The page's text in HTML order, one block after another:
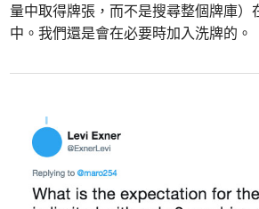
量中取得牌張，而不是搜尋整個牌庫）
中。我們還是會在必要時加入洗牌的。